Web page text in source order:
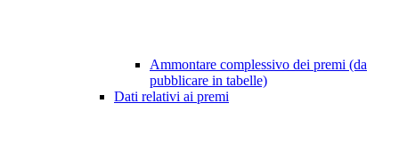
Ammontare complessivo dei premi (da
pubblicare in tabelle)
Dati relativi ai premi